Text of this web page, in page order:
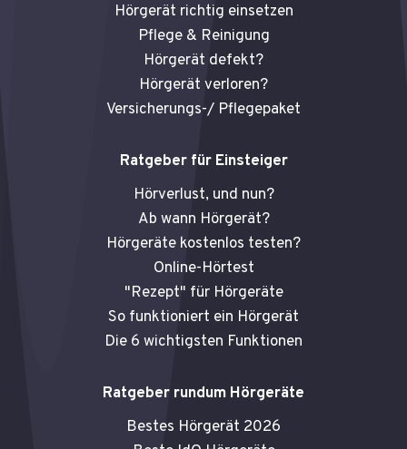
Hörgerät richtig einsetzen
Pflege & Reinigung
Hörgerät defekt?
Hörgerät verloren?
Versicherungs-/ Pflegepaket
Ratgeber für Einsteiger
Hörverlust, und nun?
Ab wann Hörgerät?
Hörgeräte kostenlos testen?
Online-Hörtest
"Rezept" für Hörgeräte
So funktioniert ein Hörgerät
Die 6 wichtigsten Funktionen
Ratgeber rundum Hörgeräte
Bestes Hörgerät 2026